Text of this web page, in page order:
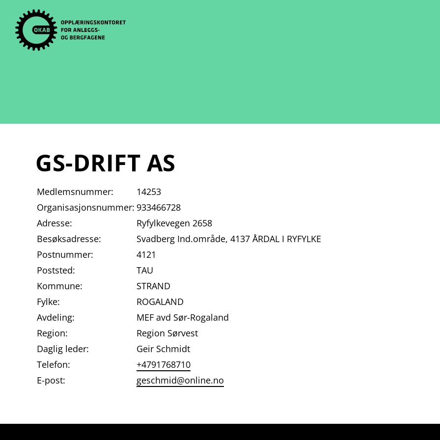
content
GS-DRIFT AS
Medlemsnummer:
14253
Organisasjonsnummer: 933466728
Adresse:
Ryfylkevegen 2658
Besøksadresse:
Svadberg Ind.område, 4137 ÅRDAL I RYFYLKE
Postnummer:
4121
Poststed:
TAU
Kommune:
STRAND
Fylke:
ROGALAND
Avdeling:
MEF avd Sør-Rogaland
Region:
Region Sørvest
Daglig leder:
Geir Schmidt
Telefon:
+4791768710
E-post:
geschmid@online.no